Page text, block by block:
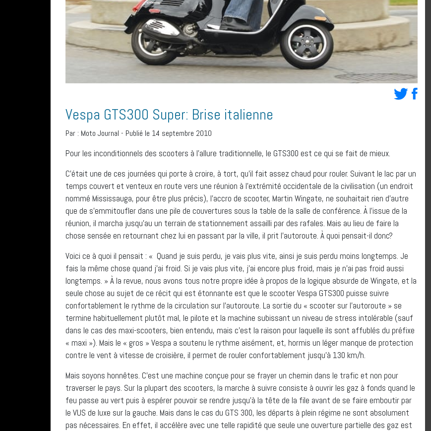
Vespa GTS300 Super: Brise italienne
Par : Moto Journal - Publié le 14 septembre 2010
Pour les inconditionnels des scooters à l’allure traditionnelle, le GTS300 est ce qui se fait de mieux.
C’était une de ces journées qui porte à croire, à tort, qu’il fait assez chaud pour rouler. Suivant le lac par un
temps couvert et venteux en route vers une réunion à l’extrémité occidentale de la civilisation (un endroit
nommé Mississauga, pour être plus précis), l’accro de scooter, Martin Wingate, ne souhaitait rien d’autre
que de s’emmitoufler dans une pile de couvertures sous la table de la salle de conférence. À l’issue de la
réunion, il marcha jusqu’au un terrain de stationnement assailli par des rafales. Mais au lieu de faire la
chose sensée en retournant chez lui en passant par la ville, il prit l’autoroute. À quoi pensait-il donc?
Voici ce à quoi il pensait : « Quand je suis perdu, je vais plus vite, ainsi je suis perdu moins longtemps. Je
fais la même chose quand j’ai froid. Si je vais plus vite, j’ai encore plus froid, mais je n’ai pas froid aussi
longtemps. » À la revue, nous avons tous notre propre idée à propos de la logique absurde de Wingate, et la
seule chose au sujet de ce récit qui est étonnante est que le scooter Vespa GTS300 puisse suivre
confortablement le rythme de la circulation sur l’autoroute. La sortie du « scooter sur l’autoroute » se
termine habituellement plutôt mal, le pilote et la machine subissant un niveau de stress intolérable (sauf
dans le cas des maxi-scooters, bien entendu, mais c’est la raison pour laquelle ils sont affublés du préfixe
« maxi »). Mais le « gros » Vespa a soutenu le rythme aisément, et, hormis un léger manque de protection
contre le vent à vitesse de croisière, il permet de rouler confortablement jusqu’à 130 km/h.
Mais soyons honnêtes. C’est une machine conçue pour se frayer un chemin dans le trafic et non pour
traverser le pays. Sur la plupart des scooters, la marche à suivre consiste à ouvrir les gaz à fonds quand le
feu passe au vert puis à espérer pouvoir se rendre jusqu’à la tête de la file avant de se faire emboutir par
le VUS de luxe sur la gauche. Mais dans le cas du GTS 300, les départs à plein régime ne sont absolument
pas nécessaires. En effet, il accélère avec une telle rapidité que seule une ouverture partielle des gaz est